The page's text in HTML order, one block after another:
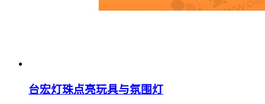
台宏灯珠点亮玩具与氛围灯